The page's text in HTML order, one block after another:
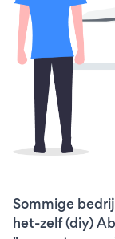
Sommige
het-zelf (diy)